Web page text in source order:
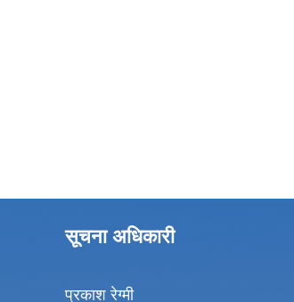
सूचना अधिकारी
प्रकाश रेग्मी